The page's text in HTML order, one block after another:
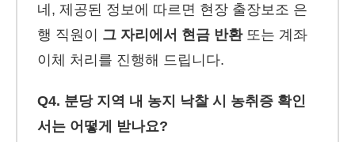
네, 제공된 정보에 따르면 현장 출장보조 은
행 직원이 그 자리에서 현금 반환또는 계좌
이체 처리를 진행해 드립니다.
Q4. 분당 지역 내 농지 낙찰 시 농취증 확인
서는 어떻게 받나요?